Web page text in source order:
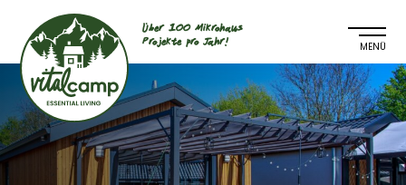
Über 100 Mikrohaus
Projekte pro Jahr!